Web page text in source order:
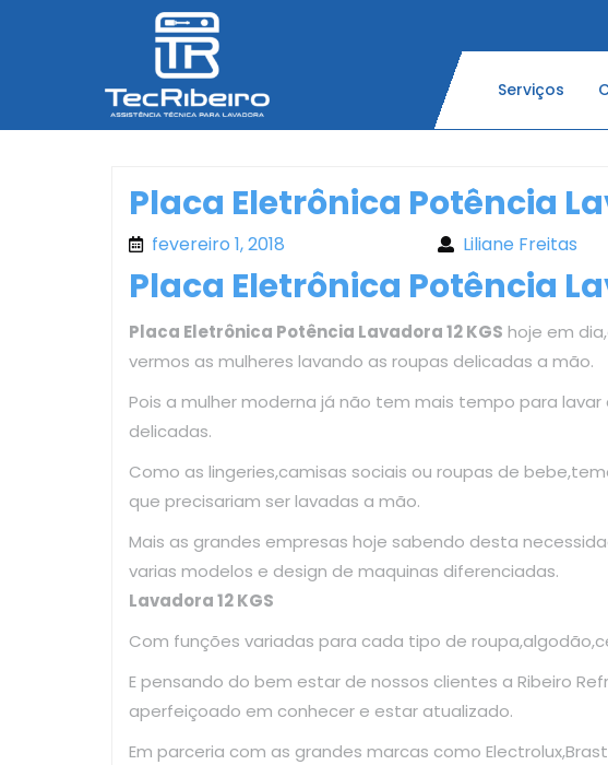
Serviços
Placa Eletrônica Potência
fevereiro 1, 2018 Liliane Freitas
Placa Eletrônica Potência
Placa Eletrônica Potência Lavadora 12 KGS hoje em
vermos as mulheres lavando as roupas delicadas a mão.
Pois a mulher moderna já não tem mais tempo para
delicadas.
Como as lingeries,camisas sociais ou roupas de
que precisariam ser lavadas a mão.
Mais as grandes empresas hoje sabendo desta
varias modelos e design de maquinas
Lavadora 12 KGS
Com funções variadas para cada tipo de
E pensando do bem estar de nossos clientes a Ribeiro
aperfeiçoado em conhecer e estar atualizado.
Em parceria com as grandes marcas como